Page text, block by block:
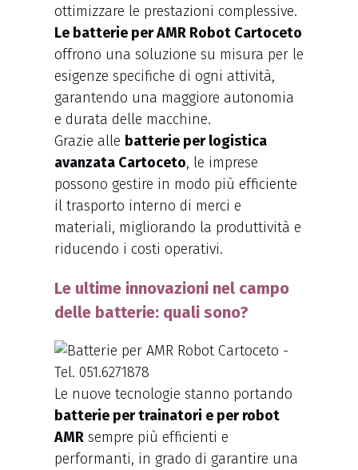
ottimizzare le prestazioni complessive.
Le batterie per AMR Robot Cartoceto
offrono una soluzione su misura per le
esigenze specifiche di ogni attività,
garantendo una maggiore autonomia
e durata delle macchine.
Grazie alle batterie per logistica
avanzata Cartoceto, le imprese
possono gestire in modo più efficiente
il trasporto interno di merci e
materiali, migliorando la produttività e
riducendo i costi operativi.
Le ultime innovazioni nel campo
delle batterie: quali sono?
Le nuove tecnologie stanno portando
batterie per trainatori e per robot
AMR sempre più efficienti e
performanti, in grado di garantire una